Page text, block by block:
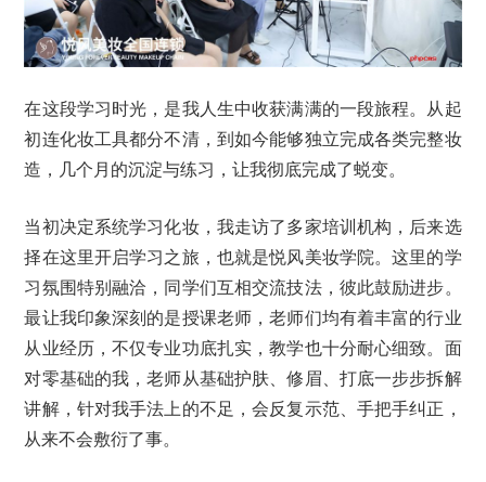
在这段学习时光，是我人生中收获满满的一段旅程。从起
初连化妆工具都分不清，到如今能够独立完成各类完整妆
造，几个月的沉淀与练习，让我彻底完成了蜕变。
当初决定系统学习化妆，我走访了多家培训机构，后来选
择在这里开启学习之旅，也就是悦风美妆学院。这里的学
习氛围特别融洽，同学们互相交流技法，彼此鼓励进步。
最让我印象深刻的是授课老师，老师们均有着丰富的行业
从业经历，不仅专业功底扎实，教学也十分耐心细致。面
对零基础的我，老师从基础护肤、修眉、打底一步步拆解
讲解，针对我手法上的不足，会反复示范、手把手纠正，
从来不会敷衍了事。